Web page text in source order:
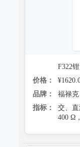
F322
价格：
品牌：
福禄克
指标：
交、
400 Ω